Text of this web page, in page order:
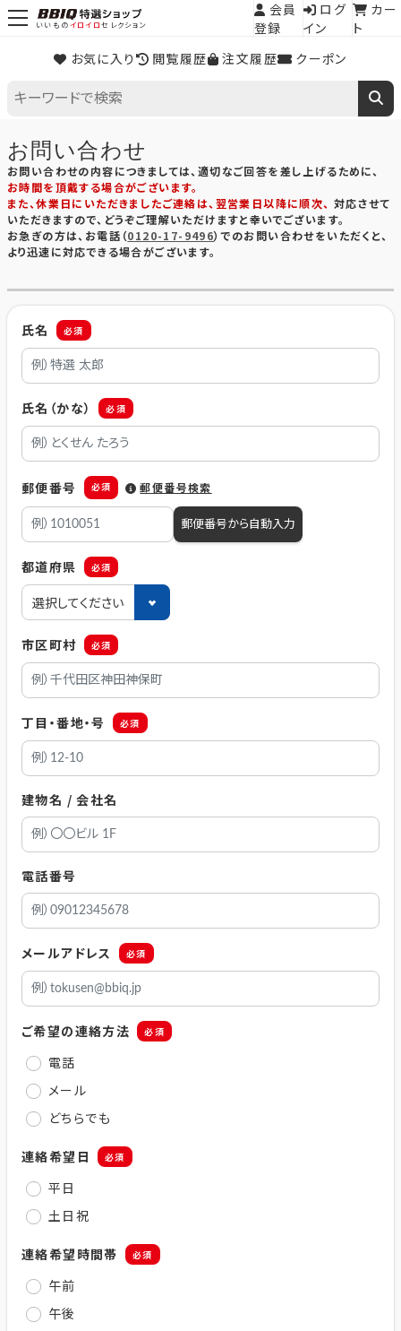
いいものイロイロセレクション
お気に入り 閲覧履歴 注文履歴 クーポン
会員
登録
ログ
イン
カー
ト
お問い合わせ
お問い合わせの内容につきましては、適切なご回答を差し上げるために、
お時間を頂戴する場合がございます。
また、休業日にいただきましたご連絡は、翌営業日以降に順次、 対応させて
いただきますので、どうぞご理解いただけますと幸いでございます。
お急ぎの方は、お電話（0120-17-9496）でのお問い合わせをいただくと、
より迅速に対応できる場合がございます。
氏名 必須
氏名（かな） 必須
郵便番号 必須 郵便番号検索
郵便番号から自動入力
都道府県 必須
市区町村 必須
丁目・番地・号 必須
建物名 / 会社名
電話番号
メールアドレス 必須
ご希望の連絡方法 必須
電話
メール
どちらでも
連絡希望日 必須
平日
土日祝
連絡希望時間帯 必須
午前
午後